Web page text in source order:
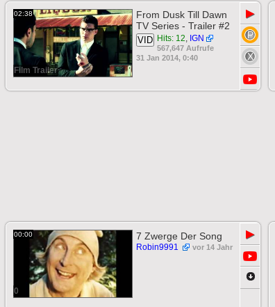
02:38
Film Trailer
From Dusk Till Dawn
TV Series - Trailer #2
Hits: 12, IGN
VID
567,647 Aufrufe
31 Jan 2014, 0:40
▶
00:00
0
7 Zwerge Der Song
Robin9991 vor 14 Jahr
▶